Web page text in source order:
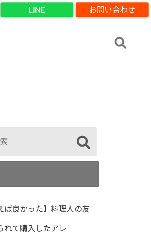
お問い合わせ
LINE
ば良かった】料理人の友
れて購入したアレ